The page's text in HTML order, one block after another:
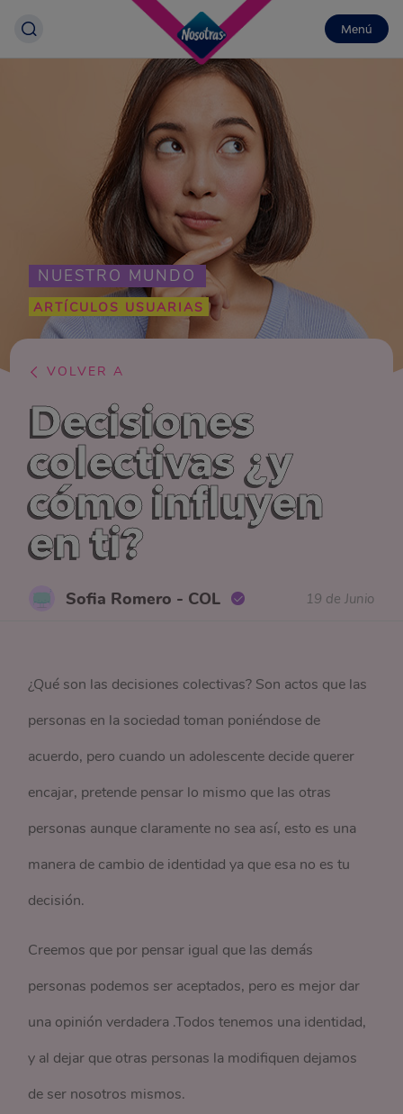
Menú
NUESTRO MUNDO
ARTÍCULOS USUARIAS
VOLVER A
Decisiones
colectivas ¿y
cómo influyen
en ti?
Sofia Romero - COL 19 de Junio
¿Qué son las decisiones colectivas? Son actos que las
personas en la sociedad toman poniéndose de
acuerdo, pero cuando un adolescente decide querer
encajar, pretende pensar lo mismo que las otras
personas aunque claramente no sea así, esto es una
manera de cambio de identidad ya que esa no es tu
decisión.
Creemos que por pensar igual que las demás
personas podemos ser aceptados, pero es mejor dar
una opinión verdadera .Todos tenemos una identidad,
y al dejar que otras personas la modifiquen dejamos
de ser nosotros mismos.